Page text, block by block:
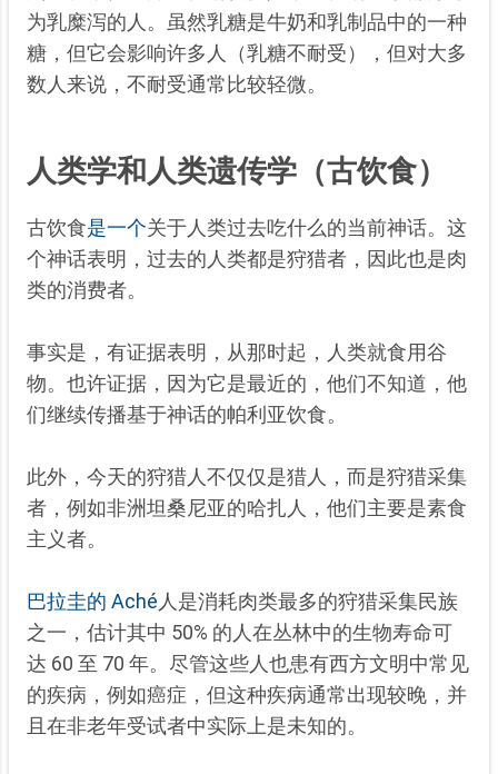
为乳糜泻的人。虽然乳糖是牛奶和乳制品中的一种
糖，但它会影响许多人（乳糖不耐受），但对大多
数人来说，不耐受通常比较轻微。
人类学和人类遗传学（古饮食）
古饮食是一个关于人类过去吃什么的当前神话。这
个神话表明，过去的人类都是狩猎者，因此也是肉
类的消费者。
事实是，有证据表明，从那时起，人类就食用谷
物。也许证据，因为它是最近的，他们不知道，他
们继续传播基于神话的帕利亚饮食。
此外，今天的狩猎人不仅仅是猎人，而是狩猎采集
者，例如非洲坦桑尼亚的哈扎人，他们主要是素食
主义者。
巴拉圭的 Aché 人是消耗肉类最多的狩猎采集民族
之一 ，估计其中 50% 的人在丛林中的生物寿命可
达 60 至 70 年。尽管这些人也患有西方文明中常见
的疾病，例如癌症，但这种疾病通常出现较晚，并
且在非老年受试者中实际上是未知的。